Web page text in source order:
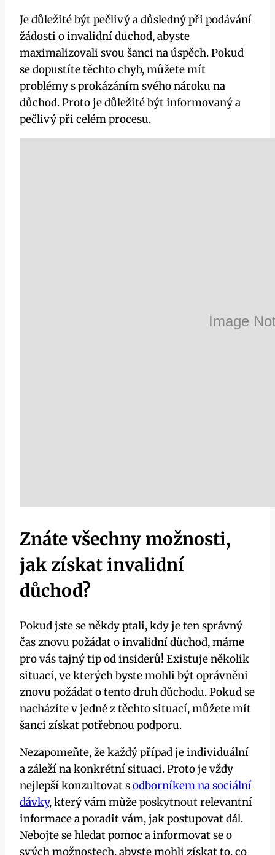
Je důležité být pečlivý a důsledný při podávání
žádosti o invalidní důchod, abyste
maximalizovali svou šanci na úspěch. Pokud
se dopustíte těchto chyb, můžete mít
problémy s prokázáním svého nároku na
důchod. Proto je důležité být informovaný a
pečlivý při celém procesu.
Znáte všechny možnosti,
jak získat invalidní
důchod?
Pokud jste se někdy ptali, kdy je ten správný
čas znovu požádat o invalidní důchod, máme
pro vás tajný tip od insiderů! Existuje několik
situací, ve kterých byste mohli být oprávněni
znovu požádat o tento druh důchodu. Pokud se
nacházíte v jedné z těchto situací, můžete mít
šanci získat potřebnou podporu.
Nezapomeňte, že každý případ je individuální
a záleží na konkrétní situaci. Proto je vždy
nejlepší konzultovat sodborníkem na sociální
dávky, který vám může poskytnout relevantní
informace a poradit vám, jak postupovat dál.
Nebojte se hledat pomoc a informovat se o
svých možnostech, abyste mohli získat to, co